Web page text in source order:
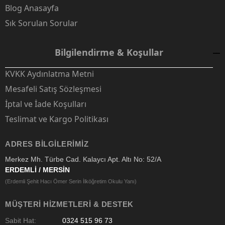
Blog Anasayfa
Sık Sorulan Sorular
Bilgilendirme & Koşullar
KVKK Aydınlatma Metni
Mesafeli Satış Sözleşmesi
İptal ve İade Koşulları
Teslimat ve Kargo Politikası
ADRES BILGILERIMIZ
Merkez Mh. Türbe Cad. Kalaycı Apt. Altı No: 52/A
ERDEMLİ / MERSİN
(Erdemli Şehit Hacı Ömer Serin İlköğretim Okulu Yanı)
MÜŞTERI HIZMETLERI & DESTEK
Sabit Hat: 0324 515 96 73